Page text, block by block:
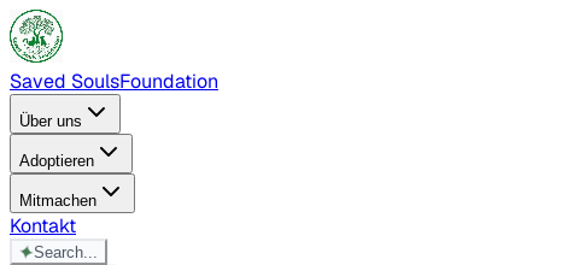
Saved SoulsFoundation
Über uns
Adoptieren
Mitmachen
Kontakt
✦Search...